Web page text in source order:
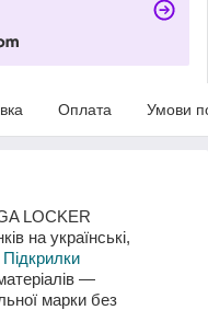
Оплата Умови
LOCKER
на українські,
Підкрилки
—
марки без